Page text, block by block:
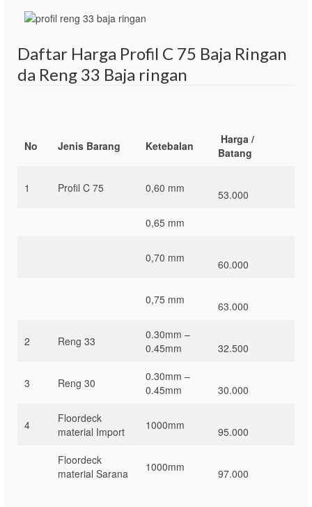
Daftar Harga Profil C 75 Baja Ringan
da Reng 33 Baja ringan
No Jenis Barang Ketebalan
Harga /
Batang
1 Profil C 75 0,60 mm
53.000
0,65 mm
0,70 mm 60.000
0,75 mm 63.000
2 Reng 33
0.30mm –
0.45mm
32.500
3 Reng 30
0.30mm –
0.45mm
30.000
4
Floordeck
material Import
1000mm
95.000
Floordeck
material Sarana
1000mm 97.000